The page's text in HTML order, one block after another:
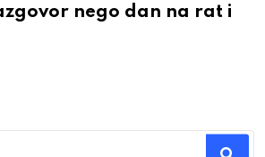
nego dan na rat i